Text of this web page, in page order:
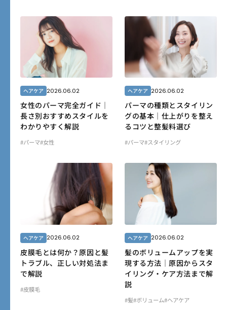
ヘアケア 2026.06.02
女性のパーマ完全ガイド｜
長さ別おすすめスタイルを
わかりやすく解説
#パーマ#女性
ヘアケア 2026.06.02
パーマの種類とスタイリン
グの基本｜仕上がりを整え
るコツと整髪料選び
#パーマ#スタイリング
ヘアケア 2026.06.02
皮膜毛とは何か？原因と髪
トラブル、正しい対処法ま
で解説
#皮膜毛
ヘアケア 2026.06.02
髪のボリュームアップを実
現する方法｜原因からスタ
イリング・ケア方法まで解
説
#髪#ボリューム#ヘアケア